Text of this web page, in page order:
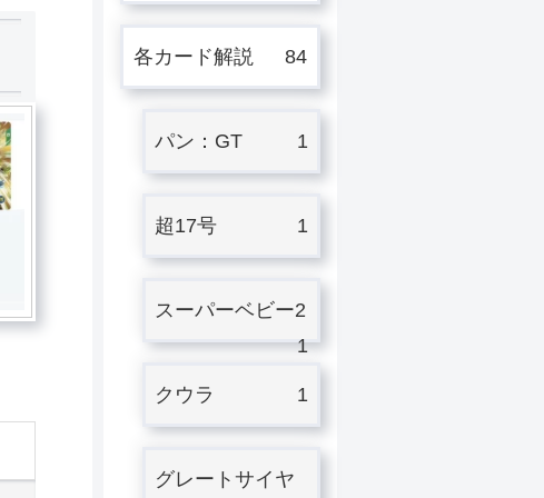
各カード解説 84
パン：GT 1
超17号 1
スーパーベビー2
1
クウラ 1
グレートサイヤ